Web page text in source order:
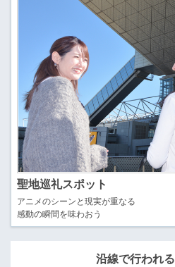
聖地巡礼スポット
アニメのシーンと現実が重なる
感動の瞬間を味わおう
沿線で行われ